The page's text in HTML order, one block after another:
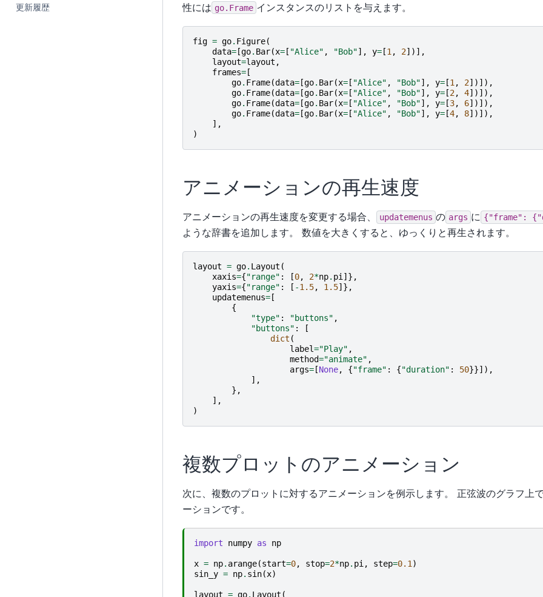
更新履歴
性には go.Frame インスタンスのリストを与えます。
fig = go. Figure(
data=[go. Bar(x=[ "Alice" , "Bob"], y=[1 , 2])],
layout=layout ,
frames=[
go. Frame(data=[go. Bar(x=[ "Alice" , "Bob"], y=[1 , 2])]),
go. Frame(data=[go. Bar(x=[ "Alice" , "Bob"], y=[2, 4])]),
go. Frame(data=[go. Bar(x=[ "Alice" , "Bob"], y=[3, 6])]),
go. Frame(data=[go. Bar(x=[ "Alice" , "Bob"], y=[4, 8])]),
],
)
アニメーションの再生速度
アニメーションの再生速度を変更する場合、 updatemenus の args に {"frame":
ような辞書を追加します。 数値を大きくすると、ゆっくりと再生されます。
layout = go. Layout (
xaxis={"range" : [0, 2*np. pi]},
yaxis={"range" : [ -1.5, 1.5]},
updatemenus=[
{
"type" : "buttons" ,
"buttons" :
[
dict (
label="Play" ,
method="animate" ,
args=[None, {"frame" : {"duration" : 50}}]),
],
},
],
)
複数プロットのアニメーション
次に、複数のプロットに対するアニメーションを例示します。 正弦波のグラフ上
ーションです。
import numpy as np
x = np. arange(start=0, stop=2*np. pi, step=0.1)
sin_y = np. sin(x)
layout = go. Layout (